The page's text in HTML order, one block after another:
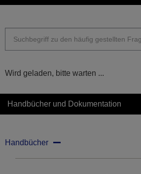
Wird geladen, bitte warten ...
Handbücher und Dokumentation
Handbücher